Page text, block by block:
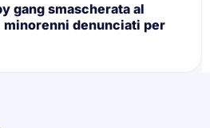
gang smascherata al
minorenni denunciati per